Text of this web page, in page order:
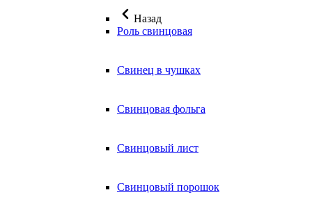
Назад
Роль свинцовая
Свинец в чушках
Свинцовая фольга
Свинцовый лист
Свинцовый порошок